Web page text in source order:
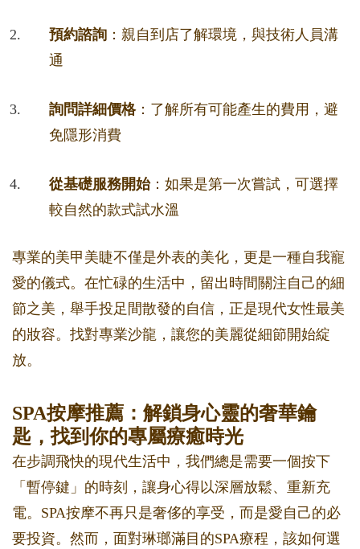
預約諮詢 ：親自到店了解環境，與技術人員溝
通
詢問詳細價格：了解所有可能產生的費用，避
免隱形消費
從基礎服務開始：如果是第一次嘗試，可選擇
較自然的款式試水溫
專業的美甲美睫不僅是外表的美化，更是一種自我寵
愛的儀式。在忙碌的生活中，留出時間關注自己的細
節之美，舉手投足間散發的自信，正是現代女性最美
的妝容。找對專業沙龍，讓您的美麗從細節開始綻
放。
SPA按摩推薦：解鎖身心靈的奢華鑰
匙，找到你的專屬療癒時光
在步調飛快的現代生活中，我們總是需要一個按下
「暫停鍵」的時刻，讓身心得以深層放鬆、重新充
電。SPA按摩不再只是奢侈的享受，而是愛自己的必
要投資。然而，面對琳瑯滿目的SPA療程，該如何選